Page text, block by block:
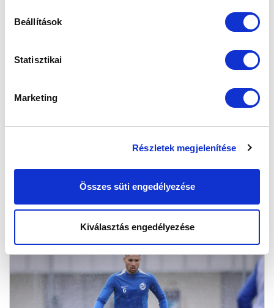
Beállítások
Statisztikai
Marketing
Részletek megjelenítése
Összes süti engedélyezése
Kiválasztás engedélyezése
2024.09.22